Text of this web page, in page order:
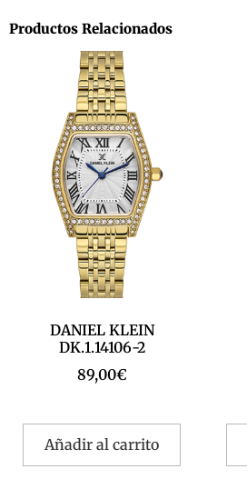
Productos Relacionados
DANIEL KLEIN
DK.1.14106-2
89,00€
Añadir al carrito